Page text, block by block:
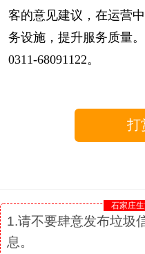
客的意见建议，在运营
务设施，提升服务质量
0311-68091122。
打
石家庄
1.请不要肆意发布垃圾
息。